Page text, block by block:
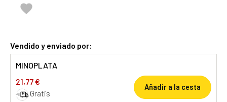

Vendido y enviado por:
MINOPLATA
21,77 €
Gratis
Añadir a la cesta